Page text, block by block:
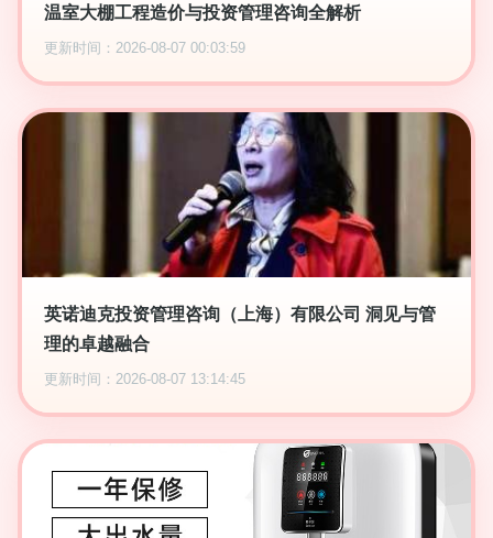
温室大棚工程造价与投资管理咨询全解析
更新时间：2026-08-07 00:03:59
英诺迪克投资管理咨询（上海）有限公司 洞见与管
理的卓越融合
更新时间：2026-08-07 13:14:45